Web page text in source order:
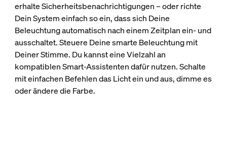
erhalte Sicherheitsbenachrichtigungen – oder richte
Dein System einfach so ein, dass sich Deine
Beleuchtung automatisch nach einem Zeitplan ein- und
ausschaltet. Steuere Deine smarte Beleuchtung mit
Deiner Stimme. Du kannst eine Vielzahl an
kompatiblen Smart-Assistenten dafür nutzen. Schalte
mit einfachen Befehlen das Licht ein und aus, dimme es
oder ändere die Farbe.